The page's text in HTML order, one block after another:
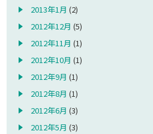
2013年1月 (2)
2012年12月 (5)
2012年11月 (1)
2012年10月 (1)
2012年9月 (1)
2012年8月 (1)
2012年6月 (3)
2012年5月 (3)